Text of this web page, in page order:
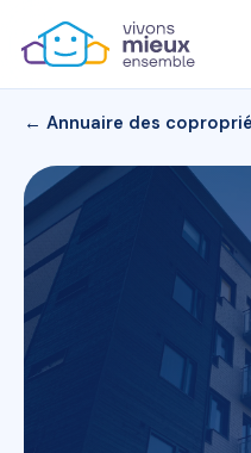
← Annuaire des